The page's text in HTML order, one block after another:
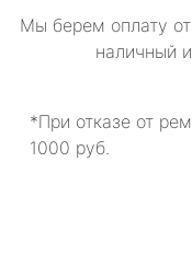
Мы берем оплату
наличный
*При отказе от
1000 руб.